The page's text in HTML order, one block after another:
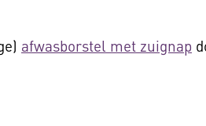
afwasborstel met zuignap